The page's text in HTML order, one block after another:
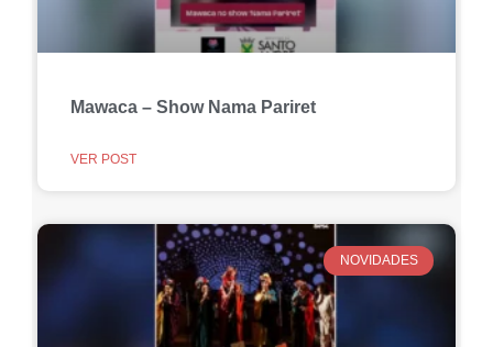
Mawaca – Show Nama Pariret
VER POST
NOVIDADES